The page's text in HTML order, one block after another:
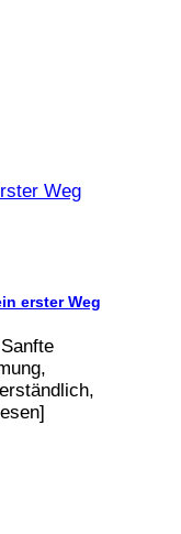
erster Weg